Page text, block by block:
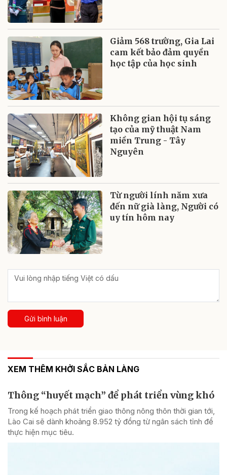
Giảm 568 trường, Gia Lai
cam kết bảo đảm quyền
học tập của học sinh
Không gian hội tụ sáng
tạo của mỹ thuật Nam
miền Trung - Tây
Nguyên
Từ người lính năm xưa
đến nữ già làng, Người có
uy tín hôm nay
Gửi bình luận
XEM THÊM KHỞI SẮC BẢN LÀNG
Thông “huyết mạch” để phát triển vùng khó
Trong kế hoạch phát triển giao thông nông thôn thời gian tới,
Lào Cai sẽ dành khoảng 8.952 tỷ đồng từ ngân sách tỉnh để
thực hiện mục tiêu.